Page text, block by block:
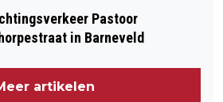
Pastoor
in Barneveld
artikelen